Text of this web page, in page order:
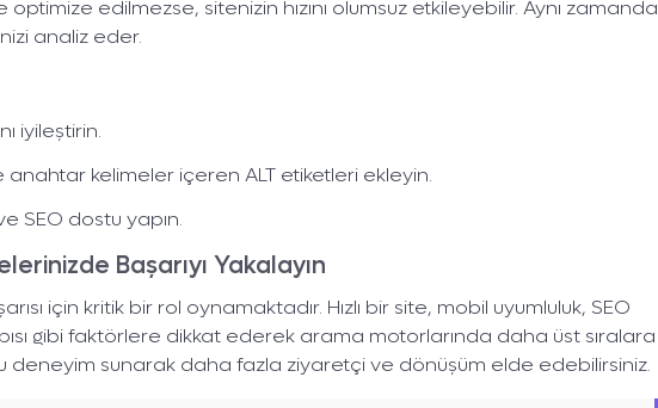
edilmezse, sitenizin hızını olumsuz etkileyebilir. Aynı zamanda
analiz eder.
iyileştirin.
anahtar kelimeler içeren ALT etiketleri ekleyin.
SEO dostu yapın.
Başarıyı Yakalayın
için kritik bir rol oynamaktadır. Hızlı bir site, mobil uyumluluk, SEO
gibi faktörlere dikkat ederek arama motorlarında daha üst sıralara
deneyim sunarak daha fazla ziyaretçi ve dönüşüm elde edebilirsiniz.